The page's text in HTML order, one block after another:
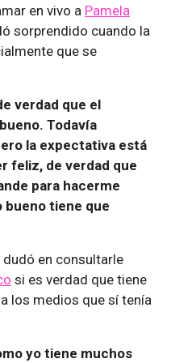
en vivo a Pamela
sorprendido cuando la
que se
verdad que el
Todavía
la expectativa está
feliz, de verdad que
para hacerme
bueno tiene que
en consultarle
si es verdad que tiene
los medios que sí tenía
yo tiene muchos